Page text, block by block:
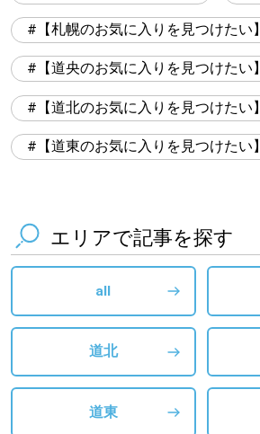
【札幌のお気に入りを見つけたい】
【道央のお気に入りを見つけたい】
【道北のお気に入りを見つけたい】
【道東のお気に入りを見つけたい】
エリアで記事を探す
all
道北
道東